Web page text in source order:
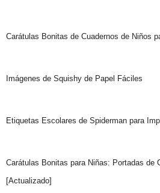
Carátulas Bonitas de Cuadernos de Niños
Imágenes de Squishy de Papel Fáciles
Etiquetas Escolares de Spiderman para
Carátulas Bonitas para Niñas: Portadas de
[Actualizado]